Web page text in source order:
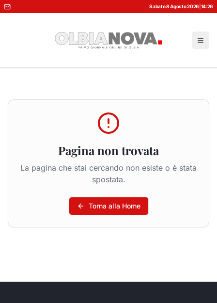
Sabato 8 Agosto 2026 14:26
Pagina non trovata
La pagina che stai cercando non esiste o è stata
spostata.
Torna alla Home